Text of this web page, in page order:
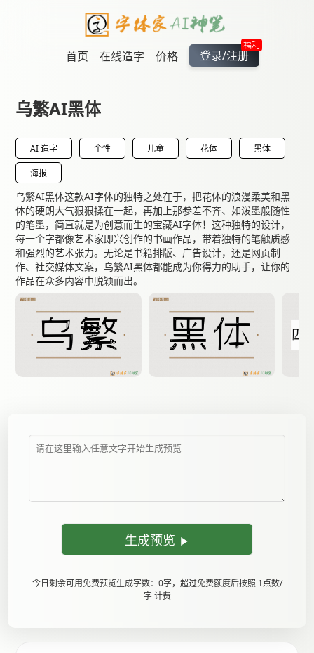
首页 在线造字 价格
福利
登录/注册
乌繁AI黑体
AI 造字 个性 儿童 花体 黑体
海报
乌繁AI黑体这款AI字体的独特之处在于，把花体的浪漫柔美和黑
体的硬朗大气狠狠揉在一起，再加上那参差不齐、如泼墨般随性
的笔墨，简直就是为创意而生的宝藏AI字体！这种独特的设计，
每一个字都像艺术家即兴创作的书画作品，带着独特的笔触质感
和强烈的艺术张力。无论是书籍排版、广告设计，还是网页制
作、社交媒体文案，乌繁AI黑体都能成为你得力的助手，让你的
作品在众多内容中脱颖而出。
生成预览
今日剩余可用免费预览生成字数：0字，超过免费额度后按照 1点数/
字 计费